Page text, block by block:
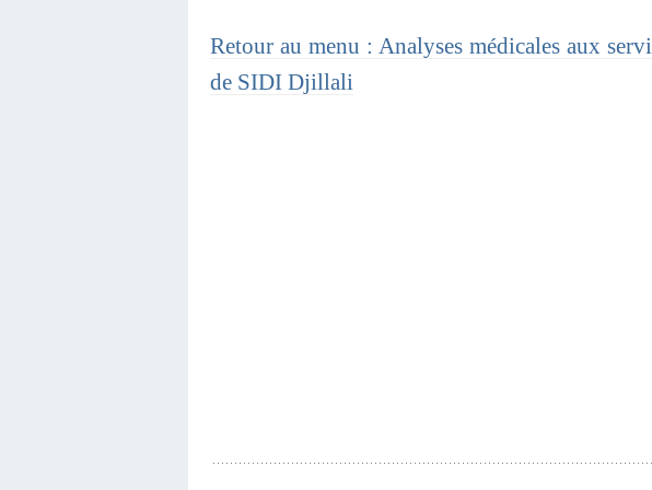
Retour au menu : Analyses médicales aux
de SIDI Djillali